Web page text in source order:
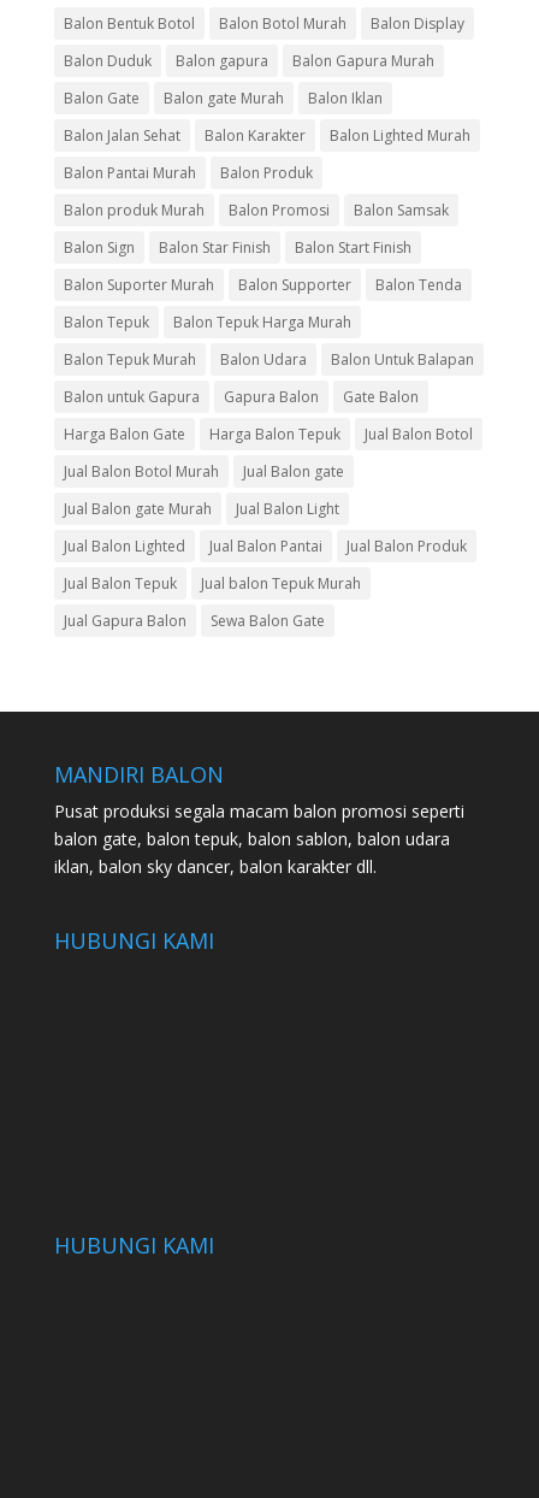
Balon Bentuk Botol Balon Botol Murah
Balon Display
Balon Duduk
Balon gapura
Balon Gapura Murah
Balon Gate
Balon gate Murah
Balon Iklan
Balon Jalan Sehat
Balon Karakter
Balon Lighted Murah
Balon Pantai Murah
Balon Produk
Balon produk Murah
Balon Promosi
Balon Samsak
Balon Sign
Balon Star Finish
Balon Start Finish
Balon Suporter Murah
Balon Supporter
Balon Tenda
Balon Tepuk
Balon Tepuk Harga Murah
Balon Tepuk Murah
Balon Udara
Balon Untuk Balapan
Balon untuk Gapura
Gapura Balon
Gate Balon
Harga Balon Gate
Harga Balon Tepuk
Jual Balon Botol
Jual Balon Botol Murah
Jual Balon gate
Jual Balon gate Murah
Jual Balon Light
Jual Balon Lighted
Jual Balon Pantai
Jual Balon Produk
Jual Balon Tepuk
Jual balon Tepuk Murah
Jual Gapura Balon
Sewa Balon Gate
MANDIRI BALON
Pusat produksi segala macam balon promosi seperti
balon gate, balon tepuk, balon sablon, balon udara
iklan, balon sky dancer, balon karakter dll.
HUBUNGI KAMI
HUBUNGI KAMI